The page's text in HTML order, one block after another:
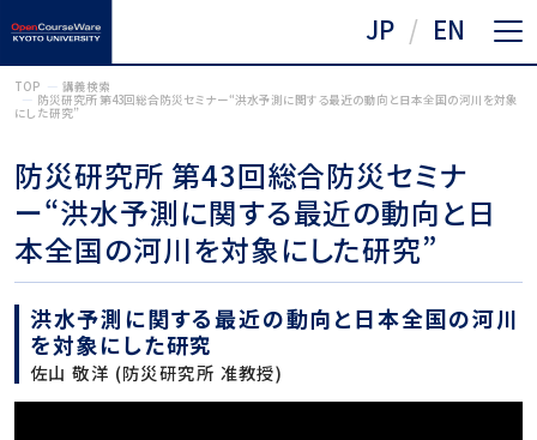
JP EN
TOP 講義検索
防災研究所 第43回総合防災セミナー“洪水予測に関する最近の動向と日本全国の河川を対象
にした研究”
防災研究所 第43回総合防災セミナ
ー“洪水予測に関する最近の動向と日
本全国の河川を対象にした研究”
洪水予測に関する最近の動向と日本全国の河川
を対象にした研究
佐山 敬洋 (防災研究所 准教授)